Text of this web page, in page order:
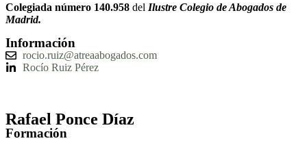
Colegiada número 140.958 del Ilustre Colegio de Abogados de
Madrid.
Información
rocio.ruiz@atreaabogados.com
Rocío Ruiz Pérez
Rafael Ponce Díaz
Formación